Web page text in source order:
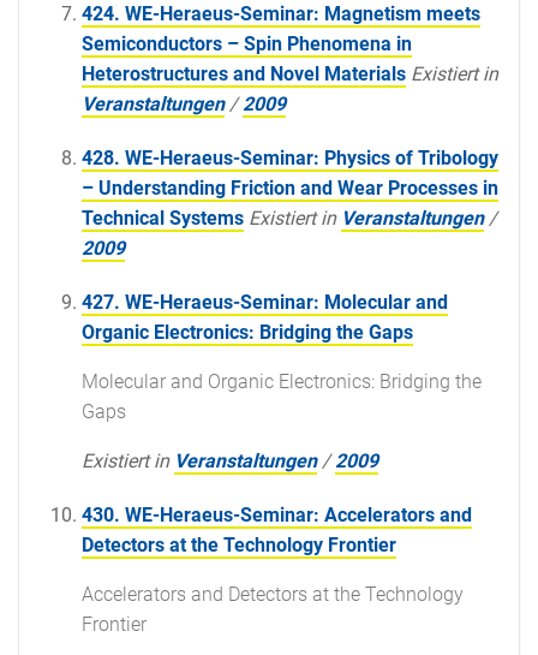
424. WE-Heraeus-Seminar: Magnetism meets
Semiconductors – Spin Phenomena in
Heterostructures and Novel Materials Existiert in
Veranstaltungen /2009
428. WE-Heraeus-Seminar: Physics of Tribology
– Understanding Friction and Wear Processes in
Technical Systems Existiert in Veranstaltungen /
2009
427. WE-Heraeus-Seminar: Molecular and
Organic Electronics: Bridging the Gaps
Molecular and Organic Electronics: Bridging the
Gaps
Existiert in Veranstaltungen /2009
430. WE-Heraeus-Seminar: Accelerators and
Detectors at the Technology Frontier
Accelerators and Detectors at the Technology
Frontier